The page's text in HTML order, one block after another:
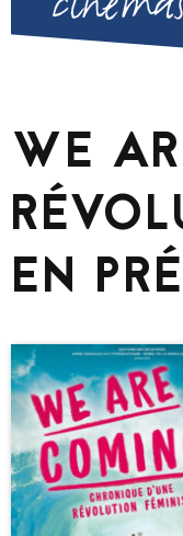
WE
EN